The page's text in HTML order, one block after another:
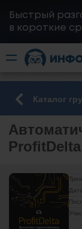
Быстрый
​в короткие
Каталог
ProfitDelta